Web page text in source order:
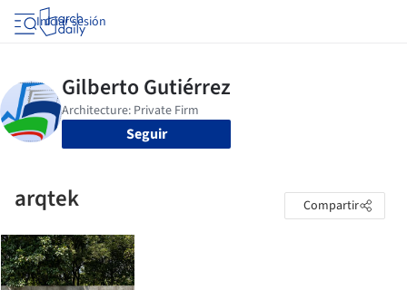
Iniciar sesión
Seguir
arqtek Compartir